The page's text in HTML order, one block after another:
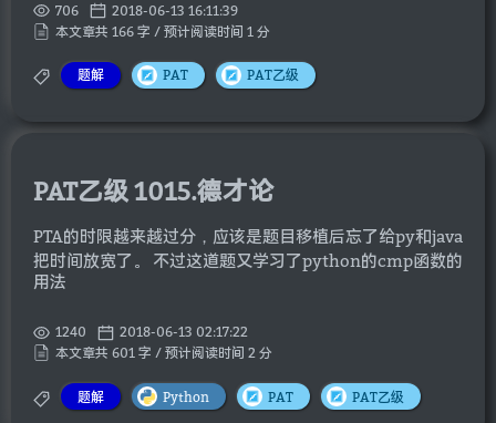
706
2018-06-13 16:11:39
本文章共 166 字 / 预计阅读时间 1 分
题解 PAT PAT乙级
PAT乙级 1015.德才论
PTA的时限越来越过分，应该是题目移植后忘了给py和java
把时间放宽了。 不过这道题又学习了python的cmp函数的
用法
1240
2018-06-13 02:17:22
本文章共 601 字 / 预计阅读时间 2 分
题解 Python PAT PAT乙级